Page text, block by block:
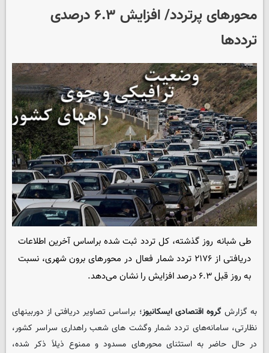
محورهای پرتردد/ افزایش ۶.۳ درصدی
ترددها
طی شبانه ‌روز گذشته، کل تردد ثبت ‌شده براساس آخرین اطلاعات
دریافتی از ۲۱۷۶ تردد شمار فعال در محورهای برون‌ شهری، نسبت
به روز قبل ۶.۳ درصد افزایش را نشان می‌دهد.
به گزارش گروه اقتصادی ایسکانیوز؛ براساس تصاویر دریافتی از دوربینهای
نظارتی، سامانه‌های تردد شمار وگشت های شعب راهداری سراسر کشور،
در حال حاضر به ‌استثنای محورهای مسدود و ممنوع ذیلاَ ذکر شده،‌